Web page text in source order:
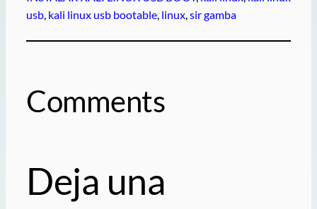
usb, kali linux usb bootable, linux, sir gamba
Comments
Deja una